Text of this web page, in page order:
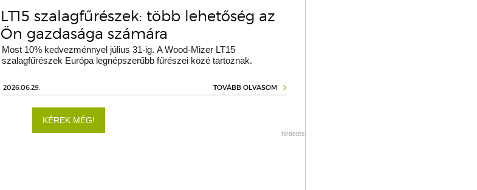
LT15 szalagfűrészek: több lehetőség az
Ön gazdasága számára
Most 10% kedvezménnyel július 31-ig. A Wood-Mizer LT15
szalagfűrészek Európa legnépszerűbb fűrészei közé tartoznak.
2026.06.29. TOVÁBB OLVASOM
KÉREK MÉG!
hirdetés